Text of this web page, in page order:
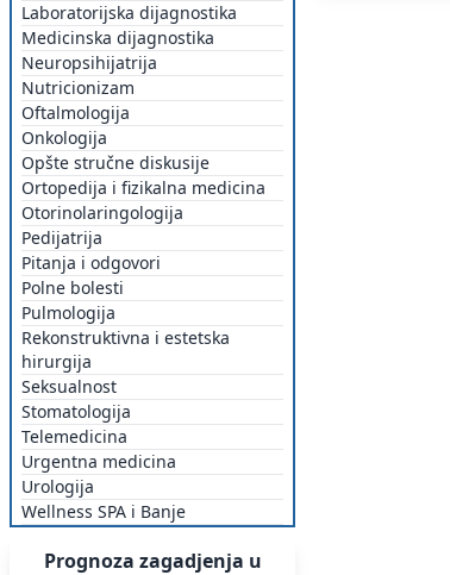
Laboratorijska dijagnostika
Medicinska dijagnostika
Neuropsihijatrija
Nutricionizam
Oftalmologija
Onkologija
Opšte stručne diskusije
Ortopedija i fizikalna medicina
Otorinolaringologija
Pedijatrija
Pitanja i odgovori
Polne bolesti
Pulmologija
Rekonstruktivna i estetska
hirurgija
Seksualnost
Stomatologija
Telemedicina
Urgentna medicina
Urologija
Wellness SPA i Banje
Prognoza zagadjenja u